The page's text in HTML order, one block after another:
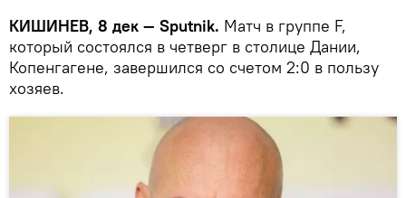
КИШИНЕВ, 8 дек — Sputnik. Матч в группе F,
который состоялся в четверг в столице Дании,
Копенгагене, завершился со счетом 2:0 в пользу
хозяев.